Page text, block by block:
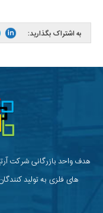
به اشتراک بگذارید:
هدف واحد بازرگانی شرکت
های فلزی به تولید